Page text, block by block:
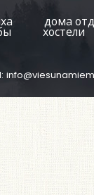
дома
хостели